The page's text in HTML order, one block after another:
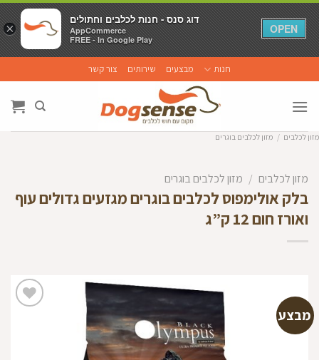
to
content
חנות מבצעים שירותים צור קשר
מזון לכלבים / מזון לכלבים בוגרים
מזון לכלבים / מזון לכלבים בוגרים
בלק אולימפוס לכלבים בוגרים מגזעים גדולים עוף
ואורז חום 12 ק”ג
מבצע
×
דוג סנס - חנות לכלבים וחתולים
AppCommerce
FREE - In Google Play
OPEN
×
דוג סנס - חנות לכלבים וחתולים
AppCommerce
FREE - In Google Play
OPEN